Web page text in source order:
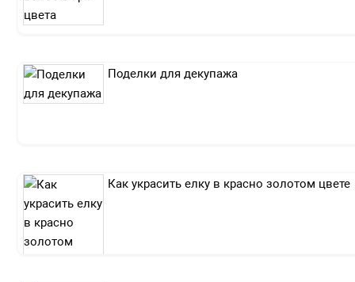
Поделки для декупажа
Как украсить елку в красно золотом цвете